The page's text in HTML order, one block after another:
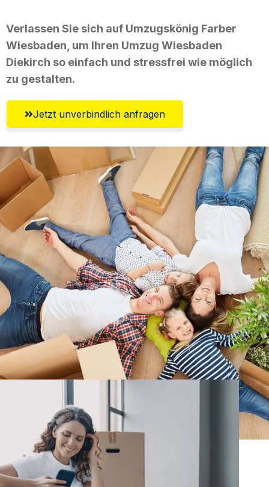
Verlassen Sie sich auf Umzugskönig Farber
Wiesbaden, um Ihren Umzug Wiesbaden
Diekirch so einfach und stressfrei wie möglich
zu gestalten.
Jetzt unverbindlich anfragen